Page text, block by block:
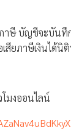
าษี บัญชีจะบันทึ
สียภาษีเงินได้นิ
มงออนไลน์